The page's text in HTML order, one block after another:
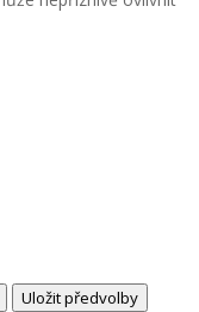
Uložit předvolby